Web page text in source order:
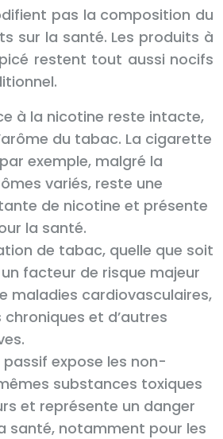
pas la composition du
sur la santé. Les produits à
restent tout aussi nocifs
à la nicotine reste intacte,
du tabac. La cigarette
exemple, malgré la
variés, reste une
de nicotine et présente
la santé.
de tabac, quelle que soit
facteur de risque majeur
maladies cardiovasculaires,
et d’autres
expose les non-
substances toxiques
et représente un danger
santé, notamment pour les